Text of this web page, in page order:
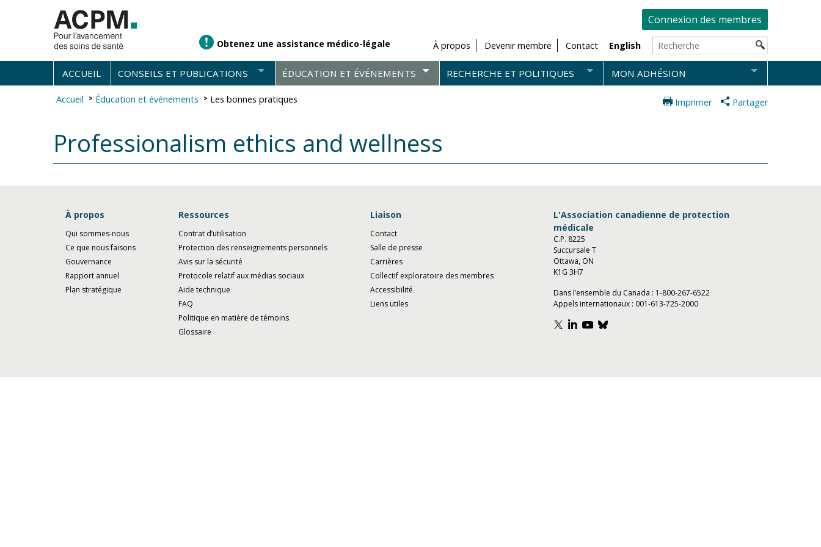
Connexion des membres
Obtenez une assistance médico-légale À propos Devenir membre Contact English
ACCUEIL CONSEILS ET PUBLICATIONS ÉDUCATION ET ÉVÉNEMENTS RECHERCHE ET POLITIQUES MON ADHÉSION
Accueil Éducation et événements Les bonnes pratiques Imprimer Partager
Professionalism ethics and wellness
À propos
Qui sommes-nous
Ce que nous faisons
Gouvernance
Rapport annuel
Plan stratégique
Ressources
Contrat d’utilisation
Protection des renseignements personnels
Avis sur la sécurité
Protocole relatif aux médias sociaux
Aide technique
FAQ
Politique en matière de témoins
Glossaire
Liaison
Contact
Salle de presse
Carrières
Collectif exploratoire des membres
Accessibilité
Liens utiles
L'Association canadienne de protection
médicale
C.P. 8225
Succursale T
Ottawa, ON
K1G 3H7
Dans l’ensemble du Canada : 1-800-267-6522
Appels internationaux : 001-613-725-2000